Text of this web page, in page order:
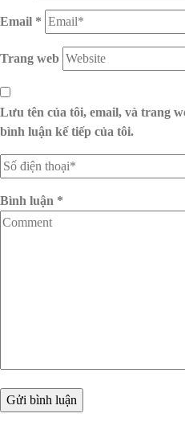
Email *
Trang web
Lưu tên của tôi, email, và trang
bình luận kế tiếp của tôi.
Bình luận *